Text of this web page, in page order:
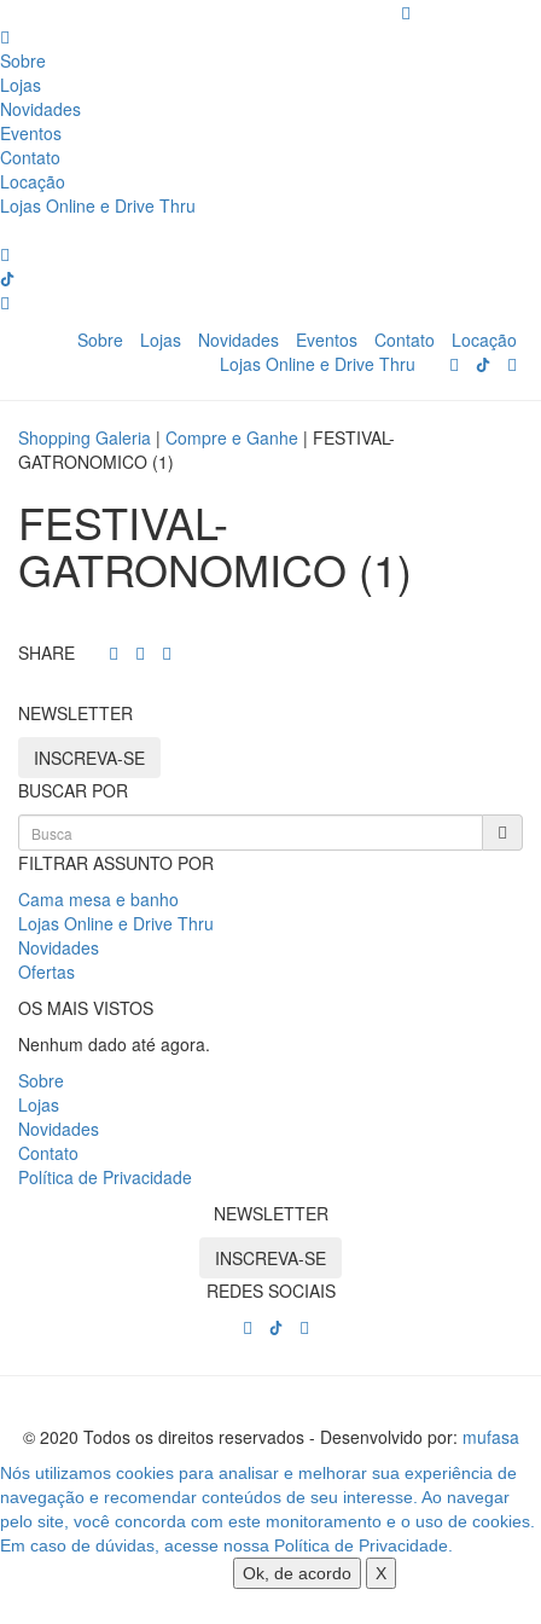
Sobre
Lojas
Novidades
Eventos
Contato
Locação
Lojas Online e Drive Thru
Sobre Lojas Novidades Eventos Contato
Locação
Lojas Online e Drive Thru
Shopping Galeria | Compre e Ganhe | FESTIVAL-
GATRONOMICO (1)
FESTIVAL-
GATRONOMICO (1)
SHARE
NEWSLETTER
INSCREVA-SE
BUSCAR POR
FILTRAR ASSUNTO POR
Cama mesa e banho
Lojas Online e Drive Thru
Novidades
Ofertas
OS MAIS VISTOS
Nenhum dado até agora.
Sobre
Lojas
Novidades
Contato
Política de Privacidade
NEWSLETTER
INSCREVA-SE
REDES SOCIAIS
© 2020 Todos os direitos reservados - Desenvolvido por: mufasa
Nós utilizamos cookies para analisar e melhorar sua experiência de
navegação e recomendar conteúdos de seu interesse. Ao navegar
pelo site, você concorda com este monitoramento e o uso de cookies.
Em caso de dúvidas, acesse nossa Política de Privacidade.
Ok, de acordo
X